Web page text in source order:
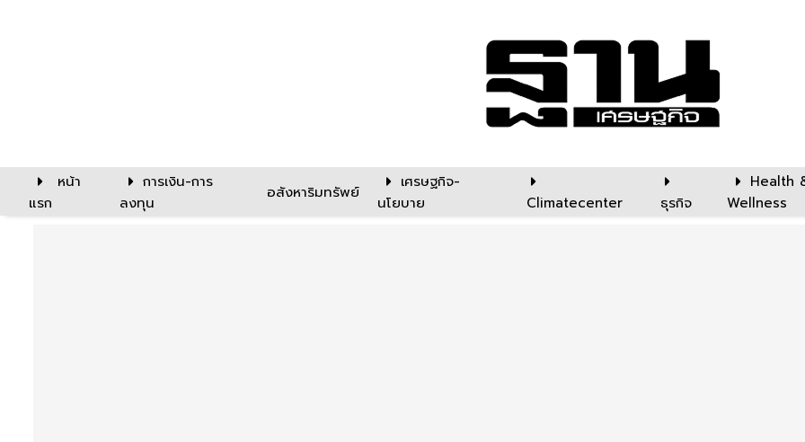
หน้า
แรก
การเงิน-การ
ลงทุน
อสังหาริมทรัพย์
เศรษฐกิจ-
นโยบาย
Climatecenter ธุรกิจ
Health
Wellness